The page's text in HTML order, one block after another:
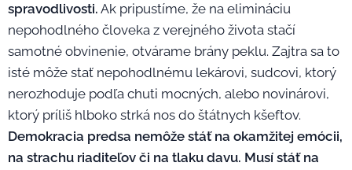
spravodlivosti. Ak pripustíme, že na elimináciu
nepohodlného človeka z verejného života stačí
samotné obvinenie, otvárame brány peklu. Zajtra sa to
isté môže stať nepohodlnému lekárovi, sudcovi, ktorý
nerozhoduje podľa chuti mocných, alebo novinárovi,
ktorý príliš hlboko strká nos do štátnych kšeftov.
Demokracia predsa nemôže stáť na okamžitej emócii,
na strachu riaditeľov či na tlaku davu. Musí stáť na